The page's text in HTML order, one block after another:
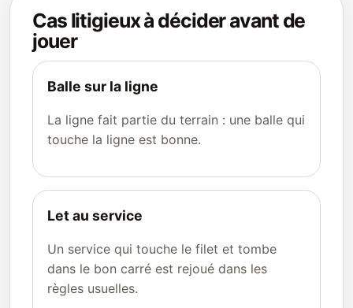
Cas litigieux à décider avant de
jouer
Balle sur la ligne
La ligne fait partie du terrain : une balle qui
touche la ligne est bonne.
Let au service
Un service qui touche le filet et tombe
dans le bon carré est rejoué dans les
règles usuelles.